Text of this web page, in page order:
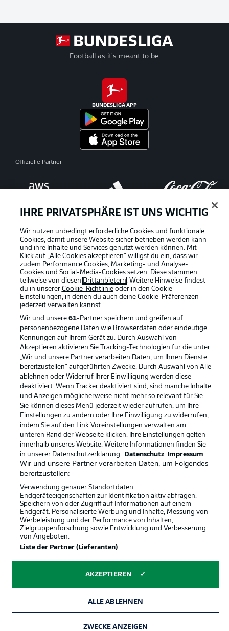
Football as it's meant to be
BUNDESLIGA APP
Offizielle Partner
Rechtliche Hinweise Voreinstellungen verwalten
Datenschutz Nutzungsbedingungen
Kontakt Jobs
Impressum Partner
Spieler Liveticker
AGB
© 2026 Bundesliga-Gruppe GmbH
Anzeige Modus
IHRE PRIVATSPHÄRE IST UNS WICHTIG
Wir nutzen unbedingt erforderliche Cookies und funktionale
Cookies, damit unsere Website sicher betrieben werden kann
und ihre Inhalte und Services genutzt werden können. Mit
Klick auf „Alle Cookies akzeptieren“ willigst du ein, dass wir
zudem Performance Cookies, Marketing- und Analyse-
Cookies und Social-Media-Cookies setzen. Diese stammen
teilweise von diesen Drittanbietern. Weitere Hinweise findest
du in unserer Cookie-Richtlinieoder in den Cookie-
Einstellungen, in denen du auch deine Cookie-Präferenzen
jederzeit verwalten kannst.
Wir und unsere 61-Partner speichern und greifen auf
personenbezogene Daten wie Browserdaten oder eindeutige
Kennungen auf Ihrem Gerät zu. Durch Auswahl von
Akzeptieren aktivieren Sie Tracking-Technologien für die unter
„Wir und unsere Partner verarbeiten Daten, um Ihnen Dienste
bereitzustellen“ aufgeführten Zwecke. Durch Auswahl von Alle
ablehnen oder Widerruf Ihrer Einwilligung werden diese
deaktiviert. Wenn Tracker deaktiviert sind, sind manche Inhalte
und Anzeigen möglicherweise nicht mehr so relevant für Sie.
Sie können dieses Menü jederzeit wieder aufrufen, um Ihre
Einstellungen zu ändern oder Ihre Einwilligung zu widerrufen,
indem Sie auf den Link Voreinstellungen verwalten am
unteren Rand der Webseite klicken. Ihre Einstellungen gelten
innerhalb unseres Website. Weitere Informationen finden Sie
in unserer Datenschutzerklärung.
Datenschutz Impressum
Wir und unsere Partner verarbeiten Daten, um Folgendes
bereitzustellen:
Verwendung genauer Standortdaten.
Endgeräteeigenschaften zur Identifikation aktiv abfragen.
Speichern von oder Zugriff auf Informationen auf einem
Endgerät. Personalisierte Werbung und Inhalte, Messung von
Werbeleistung und der Performance von Inhalten,
Zielgruppenforschung sowie Entwicklung und Verbesserung
von Angeboten.
Liste der Partner (Lieferanten)
AKZEPTIEREN
ALLE ABLEHNEN
ZWECKE ANZEIGEN